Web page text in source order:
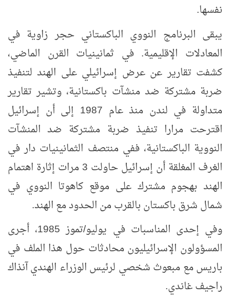
نفسها.
يبقى البرنامج النووي الباكستاني حجر زاوية في
المعادلات الإقليمية. في ثمانينيات القرن الماضي،
كشفت تقارير عن عرض إسرائيلي على الهند لتنفيذ
ضربة مشتركة ضد منشآت باكستانية، وتشير تقارير
متداولة في لندن منذ عام 1987 إلى أن إسرائيل
اقترحت مرارا تنفيذ ضربة مشتركة ضد المنشآت
النووية الباكستانية، ففي منتصف الثمانينيات دار في
الغرف المغلقة أن إسرائيل حاولت 3 مرات إثارة اهتمام
الهند بهجوم مشترك على موقع كاهوتا النووي في
شمال شرق باكستان بالقرب من الحدود مع الهند.
وفي إحدى المناسبات في يوليو/تموز 1985، أجرى
المسؤولون الإسرائيليون محادثات حول هذا الملف في
باريس مع مبعوث شخصي لرئيس الوزراء الهندي آنذاك
راجيف غاندي.